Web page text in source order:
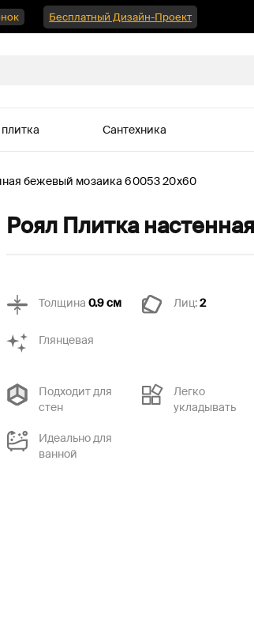
Бесплатный Дизайн-Проект
Сантехника
бежевый мозаика 60053 20х60
Роял Плитка
Толщина 0.9 см Лиц:2
Глянцевая
Подходит для
стен
Легко
укладывать
Идеально для
ванной